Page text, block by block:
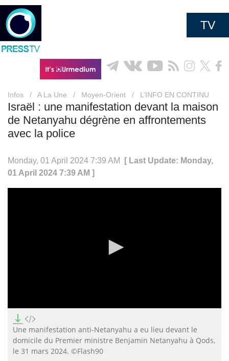
TV
Infos / A La Une / Moyen-Orient / L’INFO EN CONTINU
Israël : une manifestation devant la maison
de Netanyahu dégrène en affrontements
avec la police
Monday, 01 April 2024 7:39 AM
[ Last Update: Monday,
01 April 2024 7:39 AM ]
seconds
of
seconds
Une manifestation anti-Netanyahu a eu lieu devant le
domicile du Premier ministre Benjamin Netanyahu à Qods,
le 31 mars 2024. ©Flash90